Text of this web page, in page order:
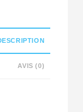
AVIS (0)